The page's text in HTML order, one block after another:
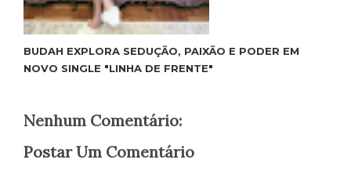
BUDAH EXPLORA SEDUÇÃO, PAIXÃO E PODER EM
NOVO SINGLE "LINHA DE FRENTE"
Nenhum Comentário:
Postar Um Comentário